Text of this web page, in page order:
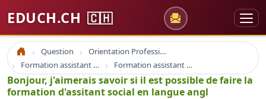
EDUCH.CH 🇨🇭
Accueil Question
Orientation Professionnelle
Formation assistant social
Formation assistant social
Bonjour, j'aimerais savoir si il est possible de faire la
formation d'assitant social en langue angl